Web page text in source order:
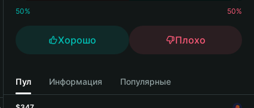
50% 50%
Хорошо Плохо
Пул Информация Популярные